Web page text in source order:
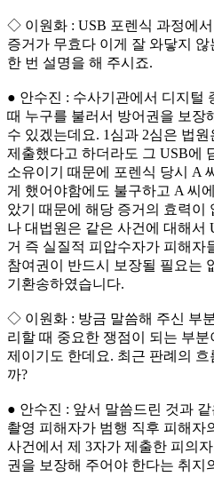
◇ 이원화 : USB 포렌식 과정에
증거가 무효다 이게 잘 와닿지 않
한 번 설명을 해 주시죠.
● 안수진 : 수사기관에서 디지털
때 누구를 불러서 방어권을 보장
수 있겠는데요. 1심과 2심은 법
제출했다고 하더라도 그 USB에
소유이기 때문에 포렌식 당시 A
게 했어야함에도 불구하고 A 씨
았기 때문에 해당 증거의 효력이
나 대법원은 같은 사건에 대해서
거 즉 실질적 피압수자가 피해자
참여권이 반드시 보장될 필요는
기환송하였습니다.
◇ 이원화 : 방금 말씀해 주신 부
리할 때 중요한 쟁점이 되는 부
제이기도 한데요. 최근 판례의 흐
까?
● 안수진 : 앞서 말씀드린 것과
촬영 피해자가 범행 직후 피해자
사건에서 제 3자가 제출한 피의
권을 보장해 주어야 한다는 취지